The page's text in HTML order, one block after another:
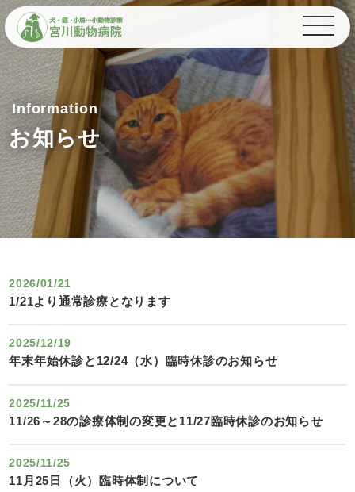
Information
お知らせ
2026/01/21
1/21より通常診療となります
2025/12/19
年末年始休診と12/24（水）臨時休診のお知らせ
2025/11/25
11/26～28の診療体制の変更と11/27臨時休診のお知らせ
2025/11/25
11月25日（火）臨時体制について